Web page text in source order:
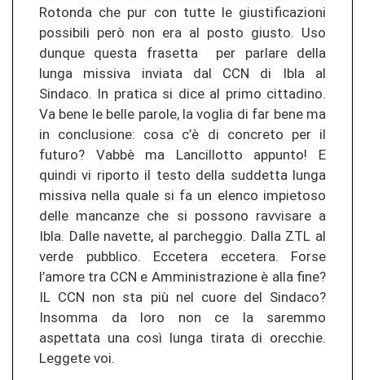
Rotonda che pur con tutte le giustificazioni
possibili però non era al posto giusto. Uso
dunque questa frasetta per parlare della
lunga missiva inviata dal CCN di Ibla al
Sindaco. In pratica si dice al primo cittadino.
Va bene le belle parole, la voglia di far bene ma
in conclusione: cosa c’è di concreto per il
futuro? Vabbè ma Lancillotto appunto! E
quindi vi riporto il testo della suddetta lunga
missiva nella quale si fa un elenco impietoso
delle mancanze che si possono ravvisare a
Ibla. Dalle navette, al parcheggio. Dalla ZTL al
verde pubblico. Eccetera eccetera. Forse
l’amore tra CCN e Amministrazione è alla fine?
IL CCN non sta più nel cuore del Sindaco?
Insomma da loro non ce la saremmo
aspettata una così lunga tirata di orecchie.
Leggete voi.